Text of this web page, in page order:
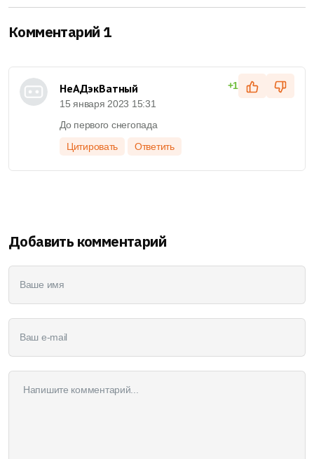
Комментарий 1
НеАДэкВатный
15 января 2023 15:31
+1
До первого снегопада
Цитировать
Ответить
Добавить комментарий